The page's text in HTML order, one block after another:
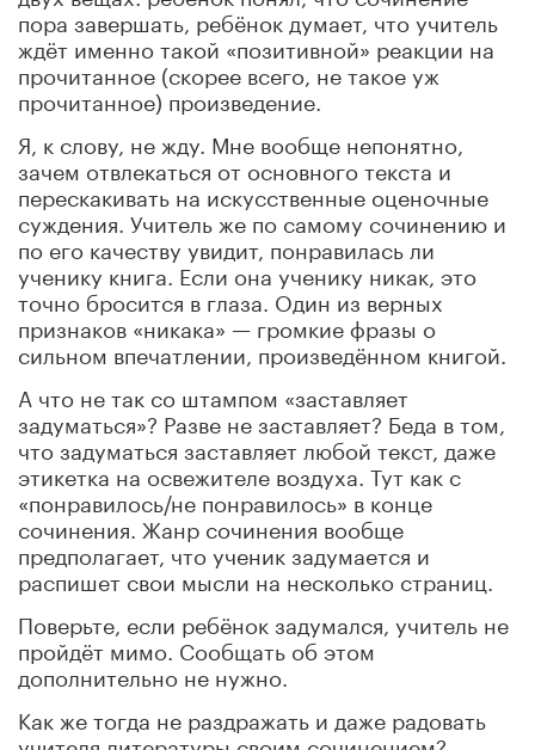
пора завершать, ребёнок думает, что учитель
ждёт именно такой «позитивной» реакции на
прочитанное (скорее всего, не такое уж
прочитанное) произведение.
Я, к слову, не жду. Мне вообще непонятно,
зачем отвлекаться от основного текста и
перескакивать на искусственные оценочные
суждения. Учитель же по самому сочинению и
по его качеству увидит, понравилась ли
ученику книга. Если она ученику никак, это
точно бросится в глаза. Один из верных
признаков «никака» — громкие фразы о
сильном впечатлении, произведённом книгой.
А что не так со штампом «заставляет
задуматься»? Разве не заставляет? Беда в том,
что задуматься заставляет любой текст, даже
этикетка на освежителе воздуха. Тут как с
«понравилось/не понравилось» в конце
сочинения. Жанр сочинения вообще
предполагает, что ученик задумается и
распишет свои мысли на несколько страниц.
Поверьте, если ребёнок задумался, учитель не
пройдёт мимо. Сообщать об этом
дополнительно не нужно.
Как же тогда не раздражать и даже радовать